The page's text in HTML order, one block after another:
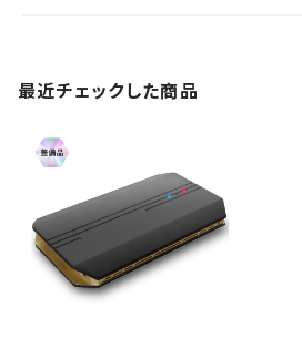
最近チェックした商品